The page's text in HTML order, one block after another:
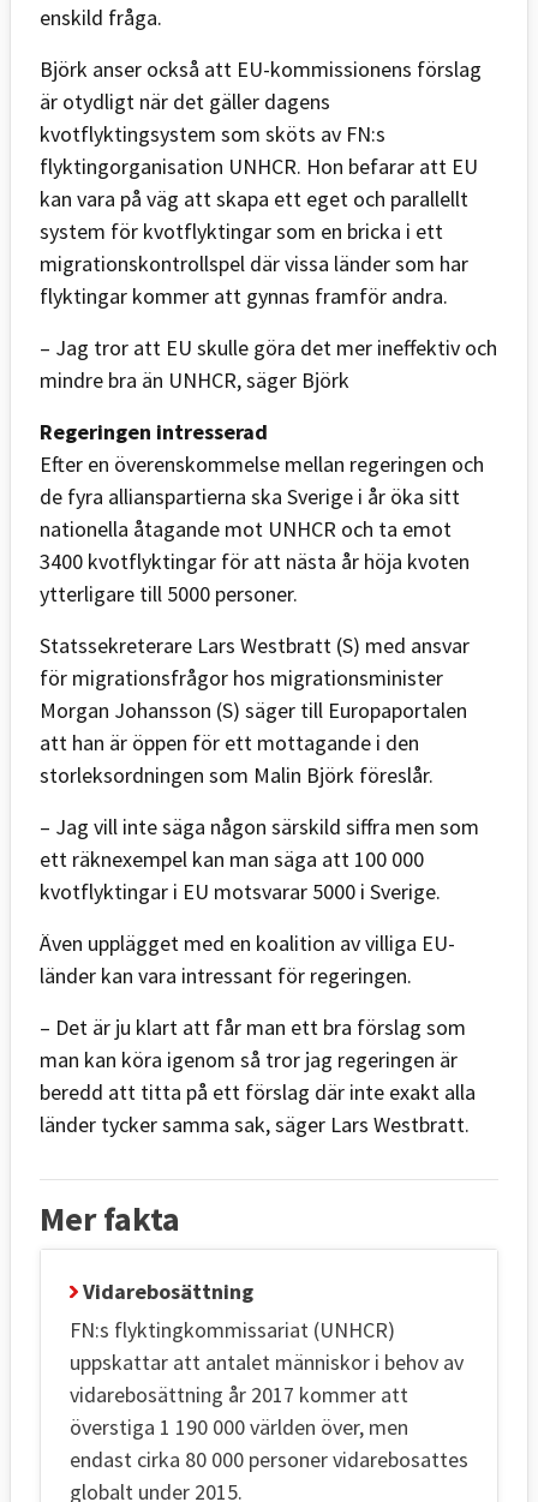
enskild fråga.
Björk anser också att EU-kommissionens förslag
är otydligt när det gäller dagens
kvotflyktingsystem som sköts av FN:s
flyktingorganisation UNHCR. Hon befarar att EU
kan vara på väg att skapa ett eget och parallellt
system för kvotflyktingar som en bricka i ett
migrationskontrollspel där vissa länder som har
flyktingar kommer att gynnas framför andra.
– Jag tror att EU skulle göra det mer ineffektiv och
mindre bra än UNHCR, säger Björk
Regeringen intresserad
Efter en överenskommelse mellan regeringen och
de fyra allianspartierna ska Sverige i år öka sitt
nationella åtagande mot UNHCR och ta emot
3400 kvotflyktingar för att nästa år höja kvoten
ytterligare till 5000 personer.
Statssekreterare Lars Westbratt (S) med ansvar
för migrationsfrågor hos migrationsminister
Morgan Johansson (S) säger till Europaportalen
att han är öppen för ett mottagande i den
storleksordningen som Malin Björk föreslår.
– Jag vill inte säga någon särskild siffra men som
ett räknexempel kan man säga att 100 000
kvotflyktingar i EU motsvarar 5000 i Sverige.
Även upplägget med en koalition av villiga EU-
länder kan vara intressant för regeringen.
– Det är ju klart att får man ett bra förslag som
man kan köra igenom så tror jag regeringen är
beredd att titta på ett förslag där inte exakt alla
länder tycker samma sak, säger Lars Westbratt.
Mer fakta
Vidarebosättning
FN:s flyktingkommissariat (UNHCR)
uppskattar att antalet människor i behov av
vidarebosättning år 2017 kommer att
överstiga 1 190 000 världen över, men
endast cirka 80 000 personer vidarebosattes
globalt under 2015.